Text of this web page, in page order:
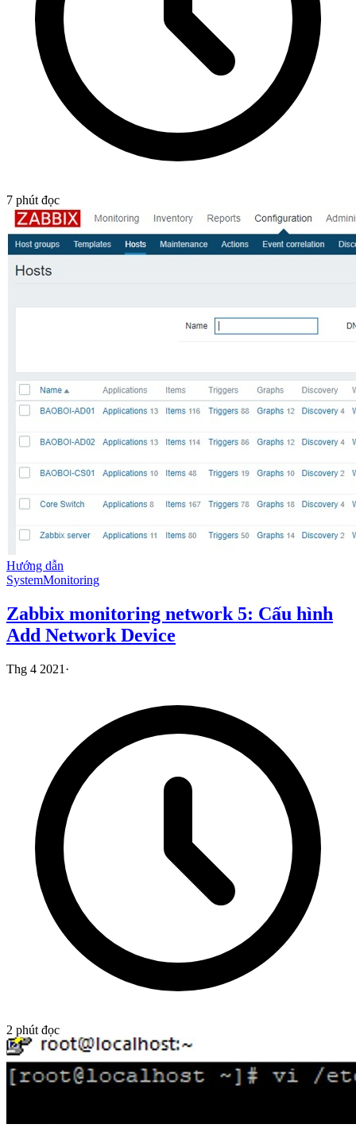
7 phút đọc
Hướng dẫn
SystemMonitoring
Zabbix monitoring network 5: Cấu hình
Add Network Device
Thg 4 2021 ·
2 phút đọc